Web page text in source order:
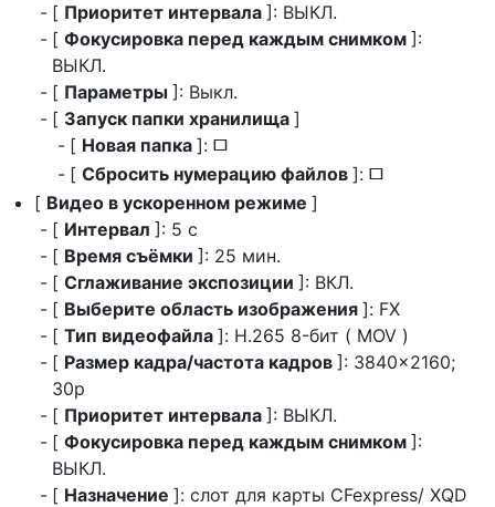
[ Приоритет интервала ]: ВЫКЛ.
[ Фокусировка перед каждым снимком ]:
ВЫКЛ.
[ Параметры ]: Выкл.
[ Запуск папки хранилища ]
[ Новая папка ]: U
[ Сбросить нумерацию файлов ]: U
[ Видео в ускоренном режиме ]
[ Интервал ]: 5 с
[ Время съёмки ]: 25 мин.
[ Сглаживание экспозиции ]: ВКЛ.
[ Выберите область изображения ]: FX
[ Тип видеофайла ]: H.265 8-бит ( MOV )
[ Размер кадра/частота кадров ]: 3840×2160;
30p
[ Приоритет интервала ]: ВЫКЛ.
[ Фокусировка перед каждым снимком ]:
ВЫКЛ.
[ Назначение ]: слот для карты CFexpress/ XQD